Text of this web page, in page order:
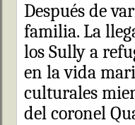
Después de
familia. La
los Sully a
en la vida
culturales
del coronel